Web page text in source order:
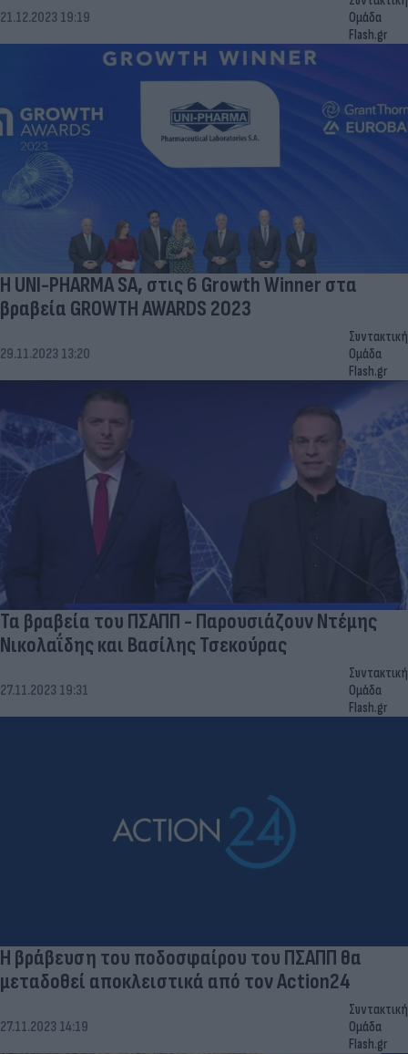
21.12.2023 19:19
Ομάδα
Flash.gr
Η UNI-PHARMA SA, στις 6 Growth Winner στα
βραβεία GROWTH AWARDS 2023
29.11.2023 13:20
Συντακτική
Ομάδα
Flash.gr
Τα βραβεία του ΠΣΑΠΠ - Παρουσιάζουν Ντέμης
Νικολαΐδης και Βασίλης Τσεκούρας
27.11.2023 19:31
Συντακτική
Ομάδα
Flash.gr
H βράβευση του ποδοσφαίρου του ΠΣΑΠΠ θα
μεταδοθεί αποκλειστικά από τον Action24
27.11.2023 14:19
Συντακτική
Ομάδα
Flash.gr